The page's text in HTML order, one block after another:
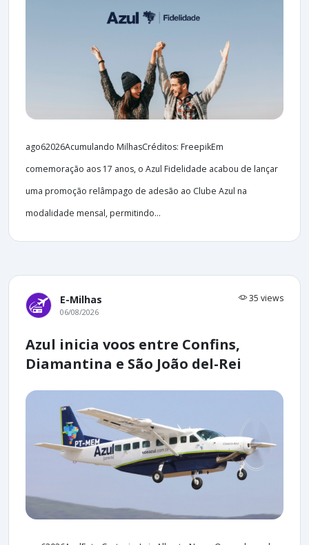
ago62026Acumulando MilhasCréditos: FreepikEm
comemoração aos 17 anos, o Azul Fidelidade acabou de lançar
uma promoção relâmpago de adesão ao Clube Azul na
modalidade mensal, permitindo...
E-Milhas 35 views
06/08/2026
Azul inicia voos entre Confins,
Diamantina e São João del-Rei